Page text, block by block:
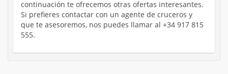
continuación te ofrecemos otras ofertas interesantes.
Si prefieres contactar con un agente de cruceros y
que te asesoremos, nos puedes llamar al +34 917 815
555.